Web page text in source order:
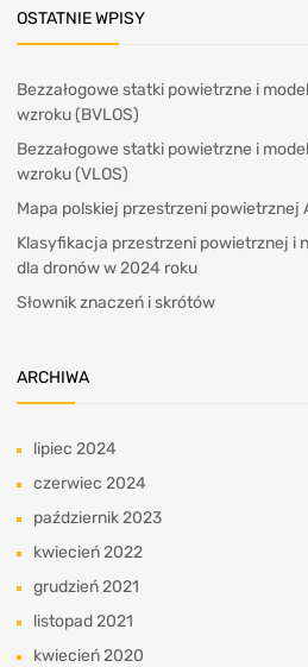
OSTATNIE WPISY
Bezzałogowe statki powietrzne i
wzroku (BVLOS)
Bezzałogowe statki powietrzne i
wzroku (VLOS)
Mapa polskiej przestrzeni powietrznej
Klasyfikacja przestrzeni powietrznej i
dla dronów w 2024 roku
Słownik znaczeń i skrótów
ARCHIWA
lipiec 2024
czerwiec 2024
październik 2023
kwiecień 2022
grudzień 2021
listopad 2021
kwiecień 2020